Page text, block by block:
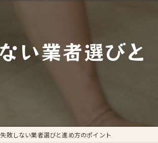
い業者選びと
敗しない業者選びと進め方のポイント